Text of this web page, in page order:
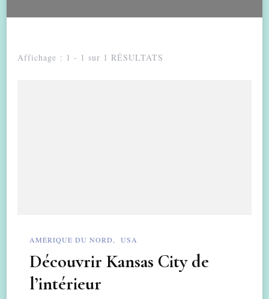
Affichage : 1 - 1 sur 1 RÉSULTATS
AMÉRIQUE DU NORD USA
Découvrir Kansas City de
l’intérieur